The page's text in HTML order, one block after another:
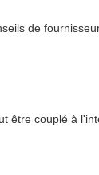
de
être couplé à